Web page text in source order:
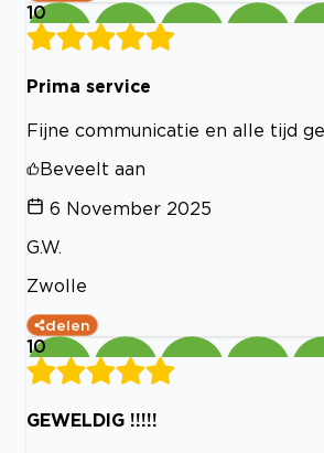
10
Prima service
Fijne communicatie en alle tijd
Beveelt aan
6 November 2025
G.W.
Zwolle
delen
10
GEWELDIG !!!!!